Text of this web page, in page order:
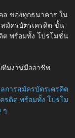
ล ของทุกธนาคาร ใน
มัครบัตรเครดิต ขั้น
ต พร้อมทั้ง โปรโมชั่น
ทีมงานมืออาชีพ
การสมัครบัตรเครดิต
รดิต พร้อมทั้ง โปรโม
ๆ